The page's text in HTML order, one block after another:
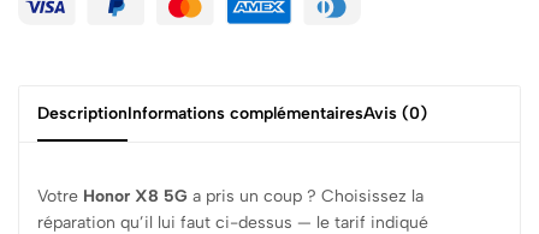
DescriptionInformations complémentairesAvis (0)
Votre Honor X8 5G a pris un coup ? Choisissez la
réparation qu’il lui faut ci-dessus — le tarif indiqué